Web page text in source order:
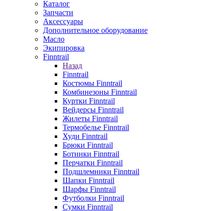
Каталог
Запчасти
Аксессуары
Дополнительное оборудование
Масло
Экипировка
Finntrail
Назад
Finntrail
Костюмы Finntrail
Комбинезоны Finntrail
Куртки Finntrail
Вейдерсы Finntrail
Жилеты Finntrail
Термобелье Finntrail
Худи Finntrail
Брюки Finntrail
Ботинки Finntrail
Перчатки Finntrail
Подшлемники Finntrail
Шапки Finntrail
Шарфы Finntrail
Футболки Finntrail
Сумки Finntrail